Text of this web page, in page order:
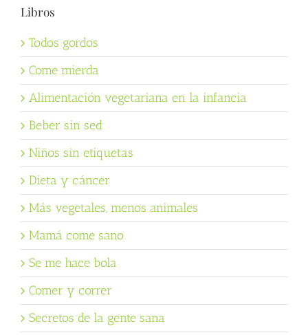
Libros
Todos gordos
Come mierda
Alimentación vegetariana en la infancia
Beber sin sed
Niños sin etiquetas
Dieta y cáncer
Más vegetales, menos animales
Mamá come sano
Se me hace bola
Comer y correr
Secretos de la gente sana